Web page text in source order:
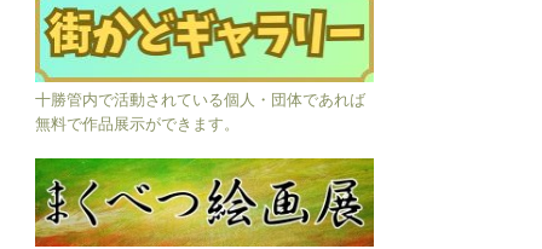
十勝管内で活動されている個人・団体であれば
無料で作品展示ができます。